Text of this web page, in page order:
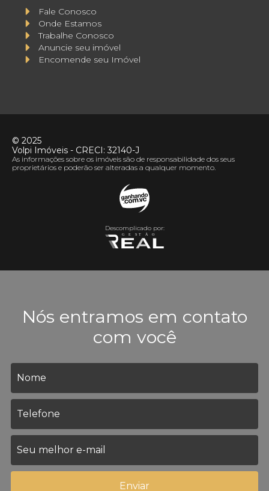
Fale Conosco
Onde Estamos
Trabalhe Conosco
Anuncie seu imóvel
Encomende seu Imóvel
© 2025
Volpi Imóveis - CRECI:32140-J
As informações sobre os imóveis são de responsabilidade dos seus
proprietários e poderão ser alteradas a qualquer momento.
Descomplicado por:
Nós entramos em contato
com você